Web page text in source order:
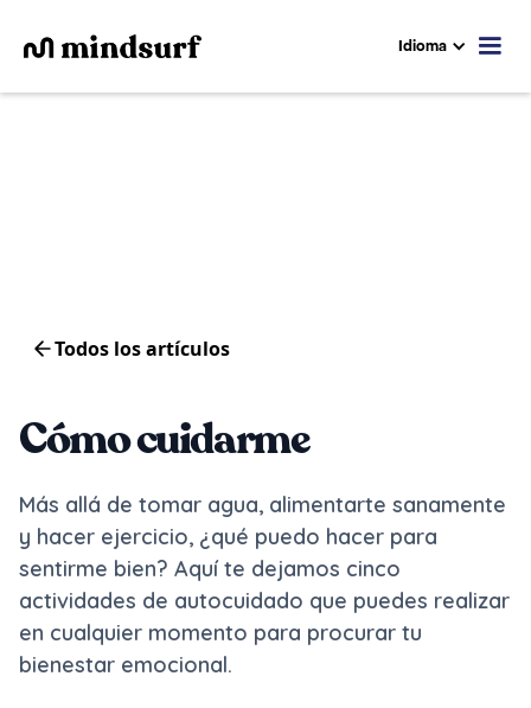
Idioma
Todos los artículos
Cómo cuidarme
Más allá de tomar agua, alimentarte sanamente
y hacer ejercicio, ¿qué puedo hacer para
sentirme bien? Aquí te dejamos cinco
actividades de autocuidado que puedes realizar
en cualquier momento para procurar tu
bienestar emocional.